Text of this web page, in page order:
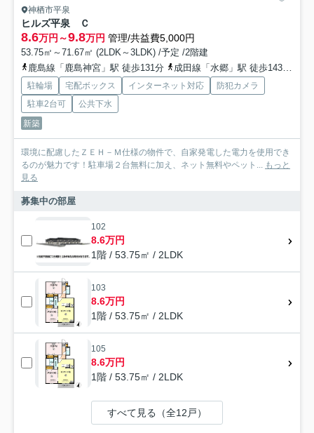
神栖市平泉
ヒルズ平泉 Ｃ
8.6万円～9.8万円 管理/共益費5,000円
53.75㎡～71.67㎡ (2LDK～3LDK) /予定 /2階建
鹿島線「鹿島神宮」駅 徒歩131分
成田線「水郷」駅 徒歩143分
駐輪場 宅配ボックス インターネット対応
防犯カメラ
駐車2台可
公共下水
新築
環境に配慮したＺＥＨ－Ｍ仕様の物件で、自家発電した電力を使用でき
るのが魅力です！駐車場２台無料に加え、ネット無料やペット...
もっと
見る
募集中の部屋
102
8.6万円
1階 / 53.75㎡ / 2LDK
103
8.6万円
1階 / 53.75㎡ / 2LDK
105
8.6万円
1階 / 53.75㎡ / 2LDK
すべて見る（全12戸）